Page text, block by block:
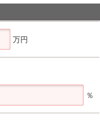
万円
％